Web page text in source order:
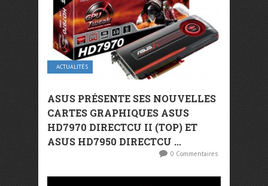
ACTUALITÉS
ASUS PRÉSENTE SES NOUVELLES
CARTES GRAPHIQUES ASUS
HD7970 DIRECTCU II (TOP) ET
ASUS HD7950 DIRECTCU ...
0 Commentaires